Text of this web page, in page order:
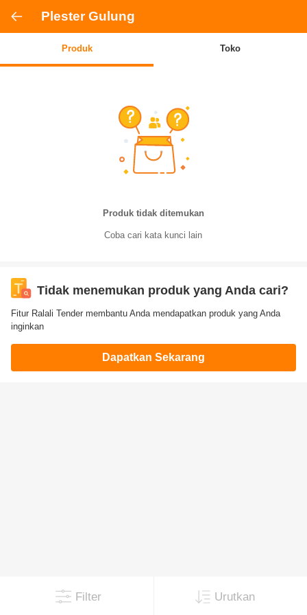
Plester Gulung
Produk Toko
Produk tidak ditemukan
Coba cari kata kunci lain
Tidak menemukan produk yang Anda cari?
Fitur Ralali Tender membantu Anda mendapatkan produk yang Anda
inginkan
Dapatkan Sekarang
Filter Urutkan